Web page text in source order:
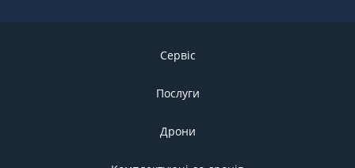
Сервіс
Послуги
Дрони